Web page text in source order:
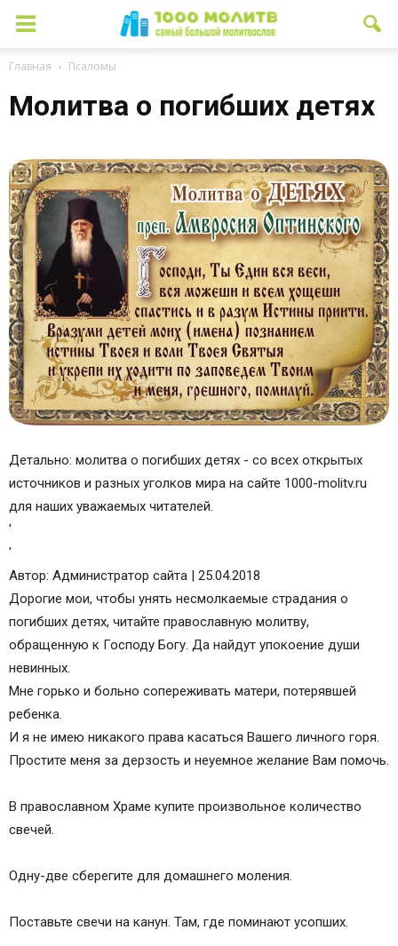
Главная Псаломы
Молитва о погибших детях
Детально: молитва о погибших детях - со всех открытых
источников и разных уголков мира на сайте 1000-molitv.ru
для наших уважаемых читателей.
'
'
Автор: Администратор сайта | 25.04.2018
Дорогие мои, чтобы унять несмолкаемые страдания о
погибших детях, читайте православную молитву,
обращенную к Господу Богу. Да найдут упокоение души
невинных.
Мне горько и больно сопереживать матери, потерявшей
ребенка.
И я не имею никакого права касаться Вашего личного горя.
Простите меня за дерзость и неуемное желание Вам помочь.
В православном Храме купите произвольное количество
свечей.
Одну-две сберегите для домашнего моления.
Поставьте свечи на канун. Там, где поминают усопших.